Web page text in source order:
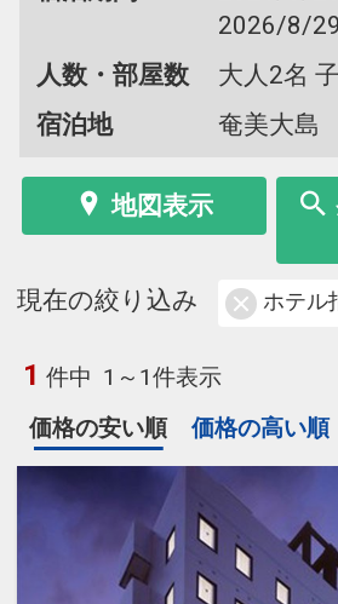
2026/8/29
人数・部屋数
大人2名
宿泊地
奄美大島
地図表示
現在の絞り込み ホテル
1 件中 1～1件表示
価格の安い順
価格の高い順